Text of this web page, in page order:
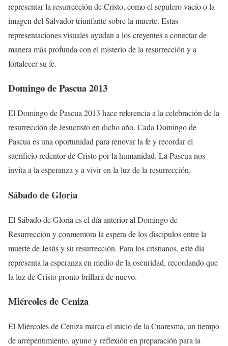
representar la resurrección de Cristo, como el sepulcro vacío o la
imagen del Salvador triunfante sobre la muerte. Estas
representaciones visuales ayudan a los creyentes a conectar de
manera más profunda con el misterio de la resurrección y a
fortalecer su fe.
Domingo de Pascua 2013
El Domingo de Pascua 2013 hace referencia a la celebración de la
resurrección de Jesucristo en dicho año. Cada Domingo de
Pascua es una oportunidad para renovar la fe y recordar el
sacrificio redentor de Cristo por la humanidad. La Pascua nos
invita a la esperanza y a vivir en la luz de la resurrección.
Sábado de Gloria
El Sábado de Gloria es el día anterior al Domingo de
Resurrección y conmemora la espera de los discípulos entre la
muerte de Jesús y su resurrección. Para los cristianos, este día
representa la esperanza en medio de la oscuridad, recordando que
la luz de Cristo pronto brillará de nuevo.
Miércoles de Ceniza
El Miércoles de Ceniza marca el inicio de la Cuaresma, un tiempo
de arrepentimiento, ayuno y reflexión en preparación para la